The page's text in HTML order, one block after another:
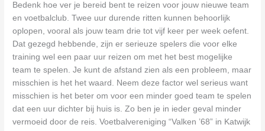
Bedenk hoe ver je bereid bent te reizen voor jouw nieuwe team
en voetbalclub. Twee uur durende ritten kunnen behoorlijk
oplopen, vooral als jouw team drie tot vijf keer per week oefent.
Dat gezegd hebbende, zijn er serieuze spelers die voor elke
training wel een paar uur reizen om met het best mogelijke
team te spelen. Je kunt de afstand zien als een probleem, maar
misschien is het het waard. Neem deze factor wel serieus want
misschien is het beter om voor een minder goed team te spelen
dat een uur dichter bij huis is. Zo ben je in ieder geval minder
vermoeid door de reis. Voetbalvereniging “Valken ’68” in Katwijk